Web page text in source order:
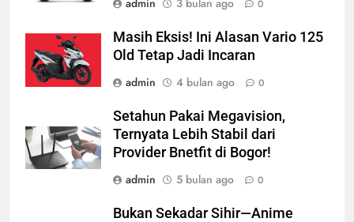
0
Masih Eksis! Ini Alasan Vario 125
Old Tetap Jadi Incaran
admin
4 bulan ago 0
Setahun Pakai Megavision,
Ternyata Lebih Stabil dari
Provider Bnetfit di Bogor!
admin
5 bulan ago 0
Bukan Sekadar Sihir—Anime